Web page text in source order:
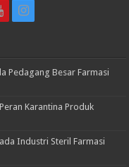
Pedagang Besar Farmasi
Karantina Produk
Industri Steril Farmasi